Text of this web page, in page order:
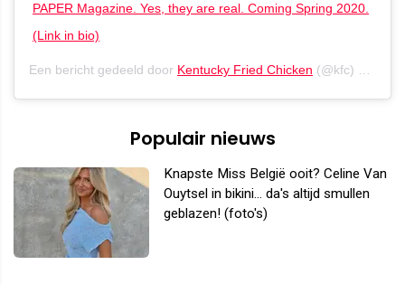
PAPER Magazine. Yes, they are real. Coming Spring 2020.
(Link in bio)
Een bericht gedeeld door Kentucky Fried Chicken (@kfc) op
Populair nieuws
Knapste Miss België ooit? Celine Van
Ouytsel in bikini... da's altijd smullen
geblazen! (foto's)